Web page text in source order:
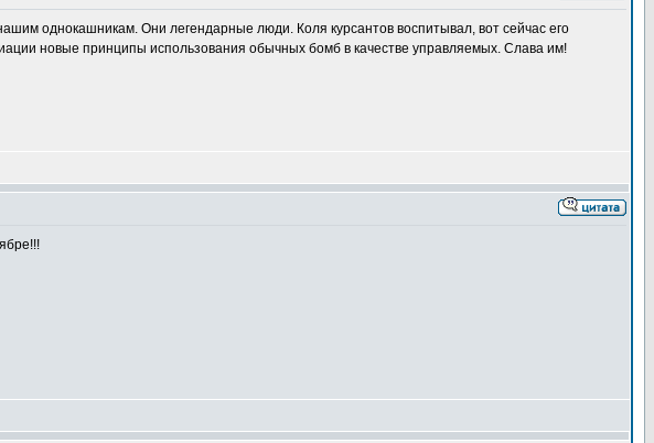
однокашникам. Они легендарные люди. Коля курсантов воспитывал, вот сейчас его
новые принципы использования обычных бомб в качестве управляемых. Слава им!